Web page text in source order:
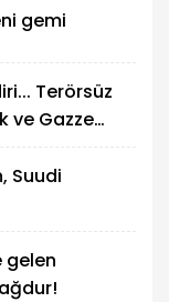
gemi
Terörsüz
ve Gazze
Suudi
gelen